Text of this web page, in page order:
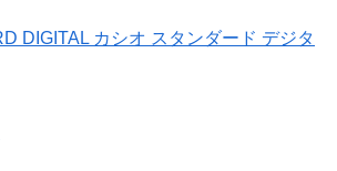
DIGITAL カシオ スタンダード デジタ